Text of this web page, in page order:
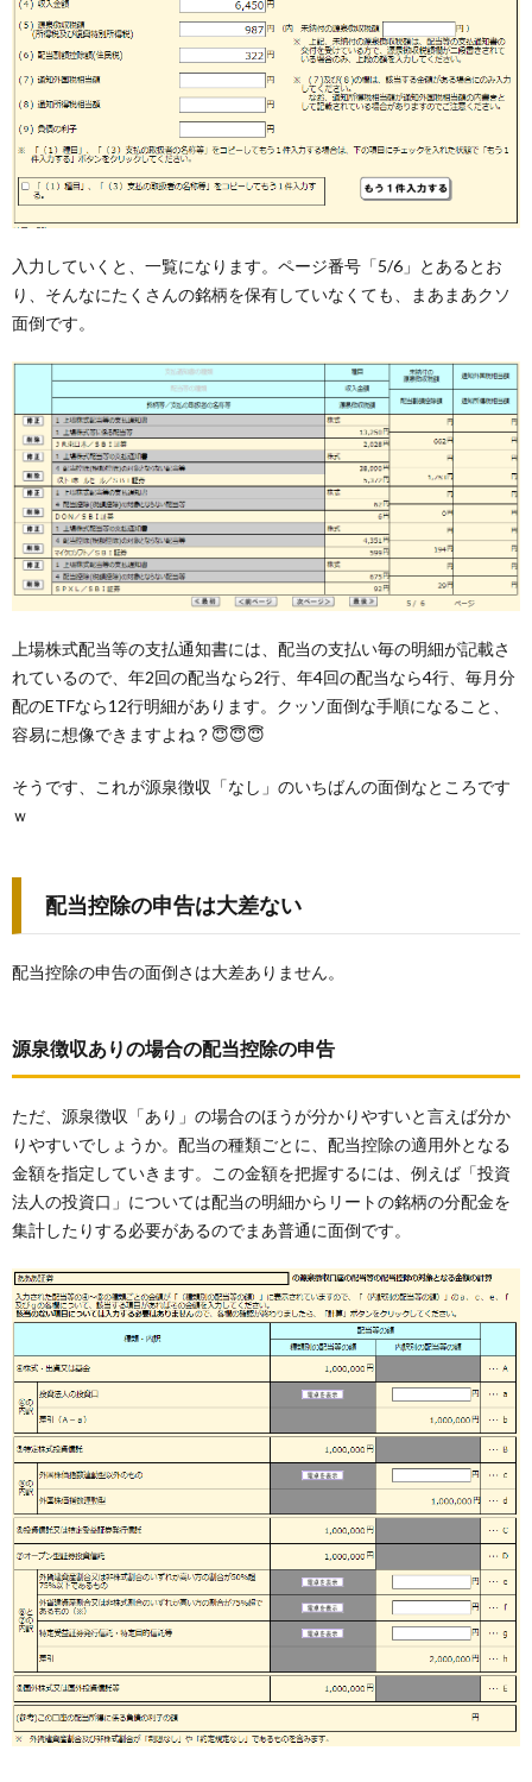
入力していくと、一覧になります。ページ番号「5/6」とあるとお
り、そんなにたくさんの銘柄を保有していなくても、まあまあクソ
面倒です。
上場株式配当等の支払通知書には、配当の支払い毎の明細が記載さ
れているので、年2回の配当なら2行、年4回の配当なら4行、毎月分
配のETFなら12行明細があります。クッソ面倒な手順になること、
容易に想像できますよね？😇😇😇
そうです、これが源泉徴収「なし」のいちばんの面倒なところです
ｗ
配当控除の申告は大差ない
配当控除の申告の面倒さは大差ありません。
源泉徴収ありの場合の配当控除の申告
ただ、源泉徴収「あり」の場合のほうが分かりやすいと言えば分か
りやすいでしょうか。配当の種類ごとに、配当控除の適用外となる
金額を指定していきます。この金額を把握するには、例えば「投資
法人の投資口」については配当の明細からリートの銘柄の分配金を
集計したりする必要があるのでまあ普通に面倒です。